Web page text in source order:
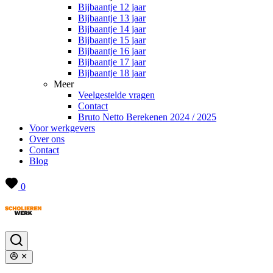
Bijbaantje 12 jaar
Bijbaantje 13 jaar
Bijbaantje 14 jaar
Bijbaantje 15 jaar
Bijbaantje 16 jaar
Bijbaantje 17 jaar
Bijbaantje 18 jaar
Meer
Veelgestelde vragen
Contact
Bruto Netto Berekenen 2024 / 2025
Voor werkgevers
Over ons
Contact
Blog
0